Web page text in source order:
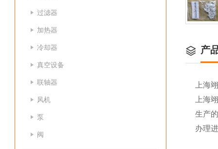
过滤器
加热器
冷却器
真空设备
联轴器
风机
泵
阀
产
上海
上海
生产
办理